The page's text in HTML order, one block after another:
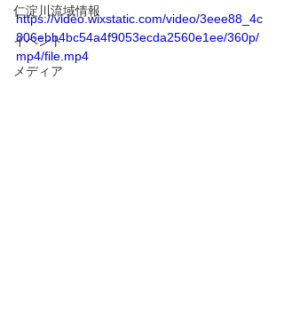
仁淀川流域情報
イベント
メディア
https://video.wixstatic.com/video/3eee88_4c
806ebb4bc54a4f9053ecda2560e1ee/360p/
mp4/file.mp4